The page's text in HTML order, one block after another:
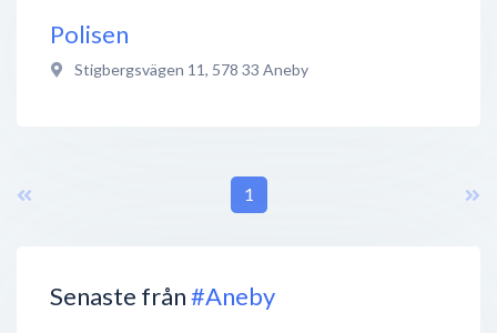
Senaste från#Aneby
Polisen
Stigbergsvägen 11, 578 33 Aneby
1